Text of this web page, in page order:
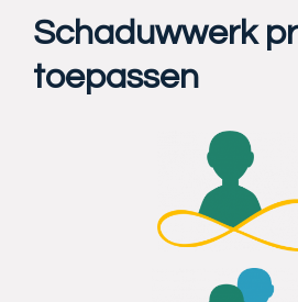
Schaduwwerk
toepassen